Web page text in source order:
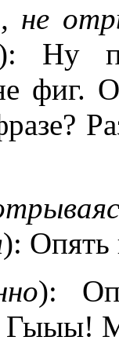
не
Ну
фиг.
): Опять
):
Гыыы!